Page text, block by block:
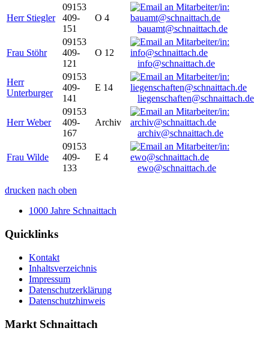
Herr Stiegler
09153
409-
151
O 4
bauamt@schnaittach.de
Frau Stöhr
09153
409-
121
O 12
info@schnaittach.de
Herr
Unterburger
09153
409-
141
E 14
liegenschaften@schnaittach.de
Herr Weber
09153
409-
167
Archiv
archiv@schnaittach.de
Frau Wilde
09153
409-
133
E 4
ewo@schnaittach.de
drucken nach oben
1000 Jahre Schnaittach
Quicklinks
Kontakt
Inhaltsverzeichnis
Impressum
Datenschutzerklärung
Datenschutzhinweis
Markt Schnaittach